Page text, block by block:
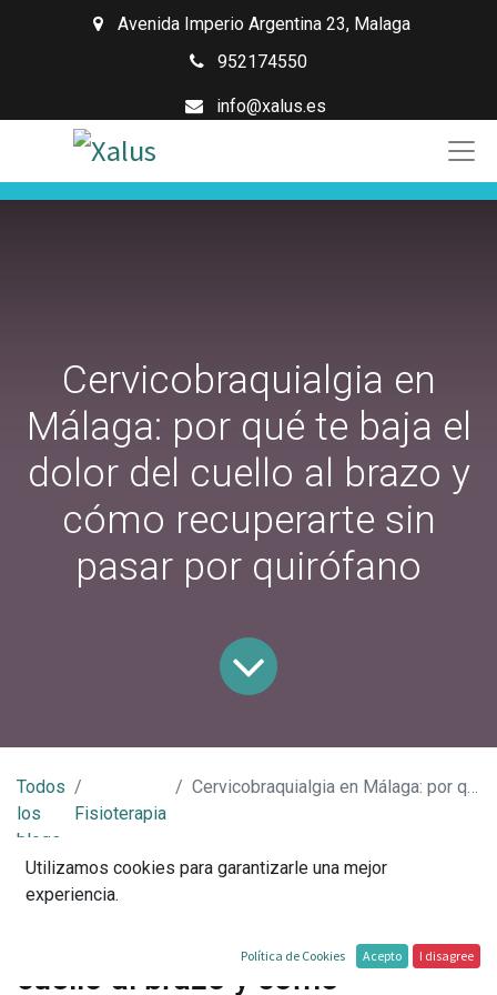
Avenida Imperio Argentina 23, Malaga
952174550
info@xalus.es
Cervicobraquialgia en
Málaga: por qué te baja el
dolor del cuello al brazo y
cómo recuperarte sin
pasar por quirófano
Todos
los
blogs
Fisioterapia
Cervicobraquialgia en Málaga: por qué te baja el dolor del cuello al brazo y cómo recuperarte sin pasar por quirófano
Cervicobraquialgia en Málaga:
por qué te baja el dolor del
cuello al brazo y cómo
Utilizamos cookies para garantizarle una mejor
experiencia.
Política de Cookies Acepto I disagree